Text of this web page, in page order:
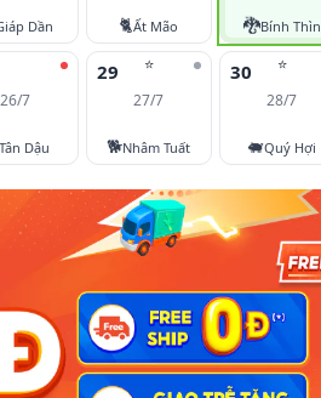
Dần 🐈Ất Mão 🐉Bính Thìn
26/7
Tân Dậu
⭐
29
27/7
🐕Nhâm Tuất
⭐
30
28/7
🐖Quý Hợi